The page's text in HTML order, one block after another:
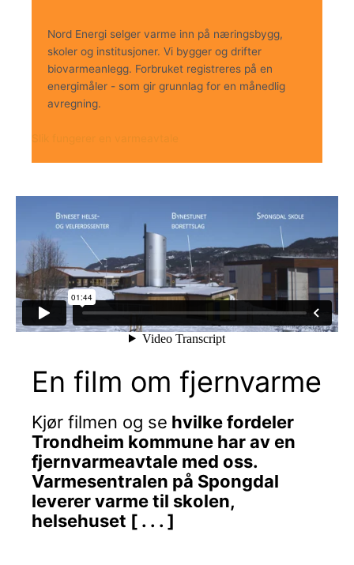
Nord Energi selger varme inn på næringsbygg,
skoler og institusjoner. Vi bygger og drifter
biovarmeanlegg. Forbruket registreres på en
energimåler - som gir grunnlag for en månedlig
avregning.
En film om fjernvarme
Kjør filmen og se hvilke fordeler
Trondheim kommune har av en
fjernvarmeavtale med oss.
Varmesentralen på Spongdal
leverer varme til skolen,
helsehuset [ . . . ]